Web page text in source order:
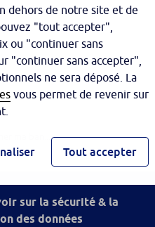
sur la sécurité & la
des données
dehors de notre site et de
"tout accepter",
ou "continuer sans
"continuer sans accepter",
ne sera déposé. La
vous permet de revenir sur
Tout accepter